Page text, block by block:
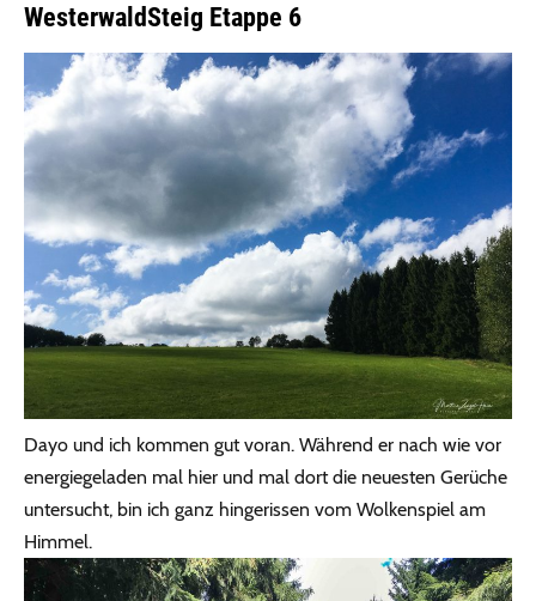
WesterwaldSteig Etappe 6
Dayo und ich kommen gut voran. Während er nach wie vor
energiegeladen mal hier und mal dort die neuesten Gerüche
untersucht, bin ich ganz hingerissen vom Wolkenspiel am
Himmel.